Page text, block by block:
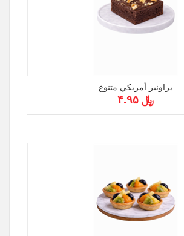
براونيز أمريكي متنوع
﷼ ۴.۹۵